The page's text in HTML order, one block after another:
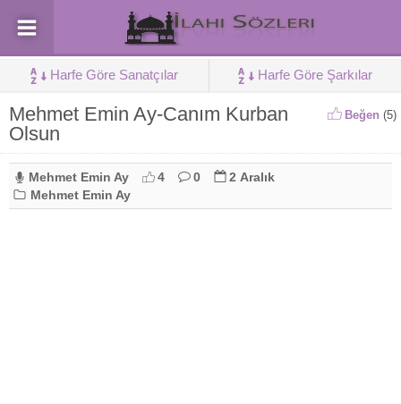
Harfe Göre Sanatçılar Harfe Göre Şarkılar
Mehmet Emin Ay-Canım Kurban
Olsun
Beğen (5)
Mehmet Emin Ay 4 0
2 Aralık
Mehmet Emin Ay